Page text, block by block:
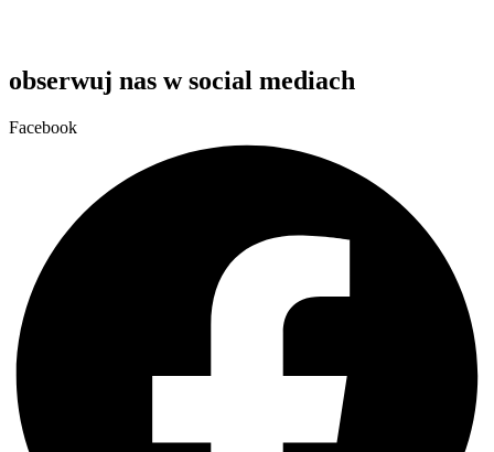
obserwuj nas w social mediach
Facebook